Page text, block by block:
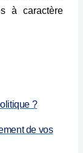
à caractère
?
de vos